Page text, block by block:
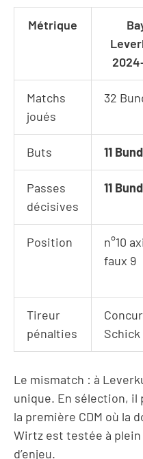
Métrique
Matchs
joués
32
Buts 11
Passes
décisives
11
Position
n°10
faux 9
Tireur
pénalties
Schick
Le mismatch : à
unique. En sélection, il
la première CDM où la
Wirtz est testée à
d’enjeu.